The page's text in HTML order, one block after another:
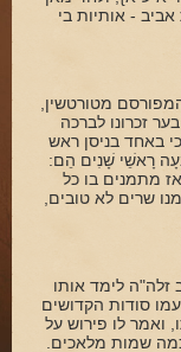
- אותיות בי
מטורטשין,
זכרונו לברכה
באחד בניסן ראש
רָאשֵׁי שָׁנִים הֵם:
מתמנים בו כל
שרים לא טובים,
לימד אותו
סודות הקדושים
ואמר לו פירוש על
שמות מלאכים.